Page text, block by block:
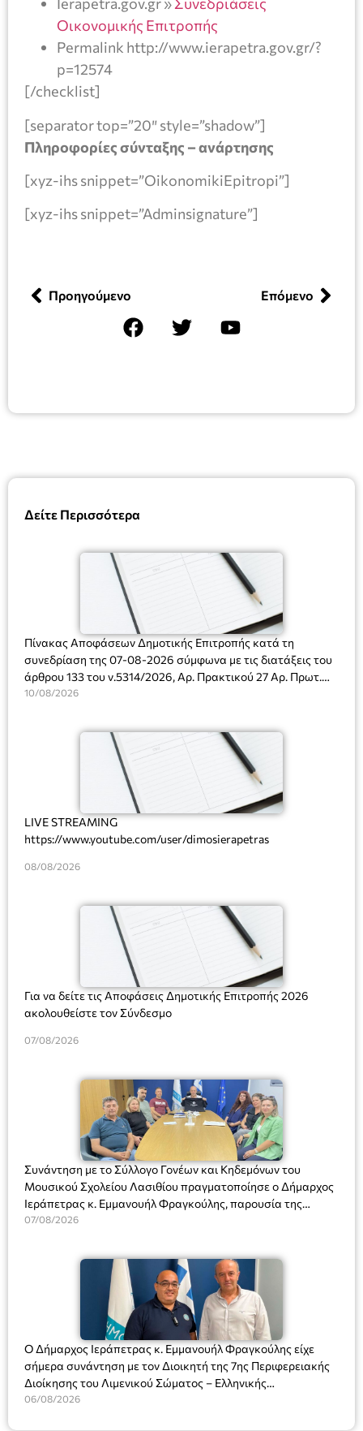
Δείτε Περισσότερα
Πίνακας Αποφάσεων Δημοτικής Επιτροπής κατά τη
συνεδρίαση της 07-08-2026 σύμφωνα με τις διατάξεις του
άρθρου 133 του ν.5314/2026, Αρ. Πρακτικού 27 Αρ. Πρωτ.
Πρόσκλησης: 10817/03-08-2026
10/08/2026
LIVE STREAMING
https://www.youtube.com/user/dimosierapetras
08/08/2026
Για να δείτε τις Αποφάσεις Δημοτικής Επιτροπής 2026
ακολουθείστε τον Σύνδεσμο
07/08/2026
Συνάντηση με το Σύλλογο Γονέων και Κηδεμόνων του
Μουσικού Σχολείου Λασιθίου πραγματοποίησε ο Δήμαρχος
Ιεράπετρας κ. Εμμανουήλ Φραγκούλης, παρουσία της
Διευθύντριας του σχολείου κας Μαριάννας Χαΐτα.
07/08/2026
Ο Δήμαρχος Ιεράπετρας κ. Εμμανουήλ Φραγκούλης είχε
σήμερα συνάντηση με τον Διοικητή της 7ης Περιφερειακής
Διοίκησης του Λιμενικού Σώματος – Ελληνικής
Ακτοφυλακής (Λ.Σ.-ΕΛ.ΑΚΤ.), Αρχιπλοίαρχο Λ.Σ. κ. Ιωάννη
06/08/2026
Οικονομικής Επιτροπής
Permalink http://www.ierapetra.gov.gr/?
p=12574
[/checklist]
[separator top=”20″ style=”shadow”]
Πληροφορίες σύνταξης – ανάρτησης
[xyz-ihs snippet=”OikonomikiEpitropi”]
[xyz-ihs snippet=”Adminsignature”]
Προηγούμενο Επόμενο